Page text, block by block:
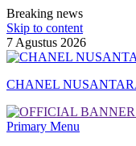
Breaking news
Skip to content
7 Agustus 2026
CHANEL
Primary Menu